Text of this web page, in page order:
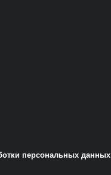
персональных данных